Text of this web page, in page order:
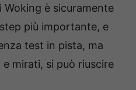
Woking è sicuramente
più importante, e
test in pista, ma
mirati, si può riuscire